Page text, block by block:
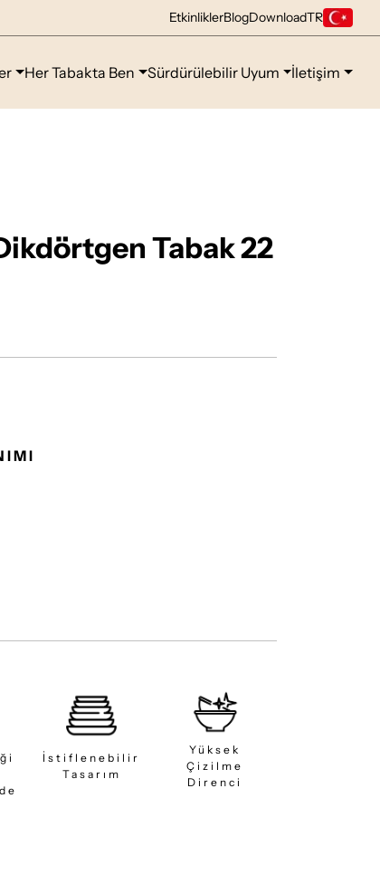
EtkinliklerBlogDownloadTR
Her Tabakta Ben Sürdürülebilir Uyum İletişim
Tabak 22
İstiflenebilir
Tasarım
Yüksek
Çizilme
Direnci